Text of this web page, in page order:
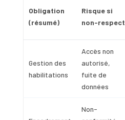
Obligation
(résumé)
Risque si
non-respect
Gestion des
habilitations
Accès non
autorisé,
fuite de
données
Non-